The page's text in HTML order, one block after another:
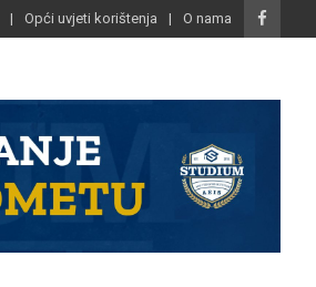
Opći uvjeti korištenja O nama